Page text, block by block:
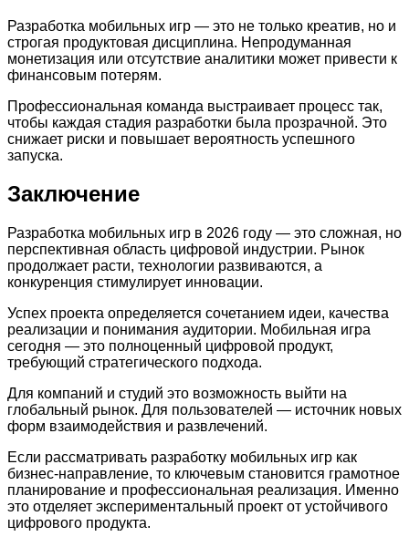
Разработка мобильных игр — это не только креатив, но и
строгая продуктовая дисциплина. Непродуманная
монетизация или отсутствие аналитики может привести к
финансовым потерям.
Профессиональная команда выстраивает процесс так,
чтобы каждая стадия разработки была прозрачной. Это
снижает риски и повышает вероятность успешного
запуска.
Заключение
Разработка мобильных игр в 2026 году — это сложная, но
перспективная область цифровой индустрии. Рынок
продолжает расти, технологии развиваются, а
конкуренция стимулирует инновации.
Успех проекта определяется сочетанием идеи, качества
реализации и понимания аудитории. Мобильная игра
сегодня — это полноценный цифровой продукт,
требующий стратегического подхода.
Для компаний и студий это возможность выйти на
глобальный рынок. Для пользователей — источник новых
форм взаимодействия и развлечений.
Если рассматривать разработку мобильных игр как
бизнес-направление, то ключевым становится грамотное
планирование и профессиональная реализация. Именно
это отделяет экспериментальный проект от устойчивого
цифрового продукта.